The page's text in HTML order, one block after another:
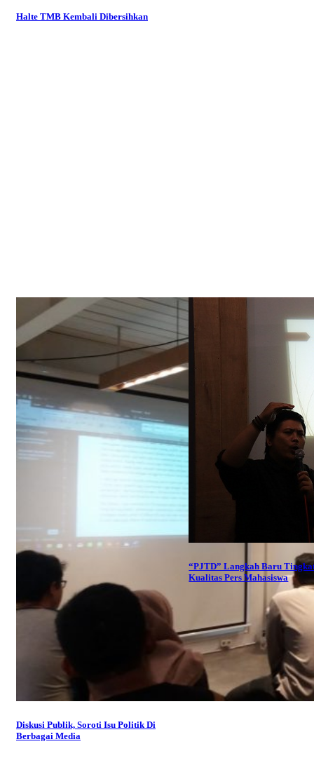
Halte TMB Kembali Dibersihkan
Diskusi Publik, Soroti Isu Politik Di
Berbagai Media
“PJTD” Langkah Baru
Kualitas Pers Mahasiswa